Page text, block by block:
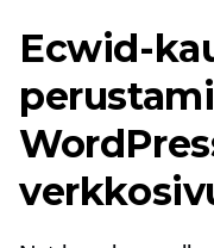
Ecwid-